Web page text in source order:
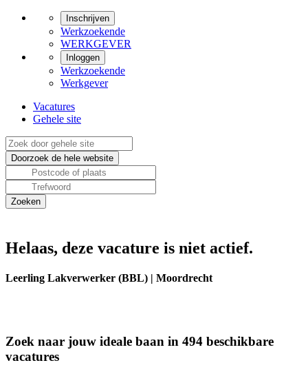
Inschrijven
Werkzoekende
WERKGEVER
Inloggen
Werkzoekende
Werkgever
Vacatures
Gehele site
Helaas, deze vacature is niet actief.
Leerling Lakverwerker (BBL) | Moordrecht
Zoek naar jouw ideale baan in 494 beschikbare
vacatures